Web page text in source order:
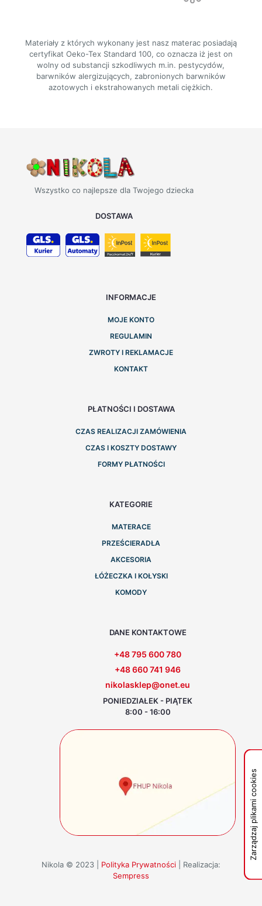
Materiały z których wykonany jest nasz materac posiadają
certyfikat Oeko-Tex Standard 100, co oznacza iż jest on
wolny od substancji szkodliwych m.in. pestycydów,
barwników alergizujących, zabronionych barwników
azotowych i ekstrahowanych metali ciężkich.
Wszystko co najlepsze dla Twojego dziecka
DOSTAWA
INFORMACJE
MOJE KONTO
REGULAMIN
ZWROTY I REKLAMACJE
KONTAKT
PŁATNOŚCI I DOSTAWA
CZAS REALIZACJI ZAMÓWIENIA
CZAS I KOSZTY DOSTAWY
FORMY PŁATNOŚCI
KATEGORIE
MATERACE
PRZEŚCIERADŁA
AKCESORIA
ŁÓŻECZKA I KOŁYSKI
KOMODY
DANE KONTAKTOWE
+48 795 600 780
+48 660 741 946
nikolasklep@onet.eu
PONIEDZIAŁEK - PIĄTEK
8:00 - 16:00
Nikola © 2023 | Polityka Prywatności | Realizacja:
Sempress
Zarządzaj plikami cookies